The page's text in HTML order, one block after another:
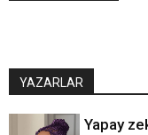
YAZARLAR
Yapay